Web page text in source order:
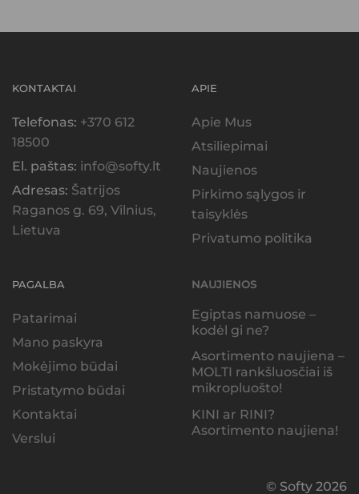
KONTAKTAI
Telefonas: +370 612
18500
El. paštas: info@softy.lt
Adresas: Šatrijos
Raganos g. 69, Vilnius,
Lietuva
APIE
Apie Mus
Atsiliepimai
Naujienos
Pirkimo sąlygos ir
taisyklės
Privatumo politika
PAGALBA
Patarimai
Mano paskyra
Mokėjimo būdai
Pristatymo būdai
Kontaktai
Verslui
NAUJIENOS
Egiptas namuose –
kodėl gi ne?
Asortimento naujiena –
MOLTI rankšluosčiai iš
mikropluošto!
KINI ar RINI?
Asortimento naujiena!
© Softy 2026